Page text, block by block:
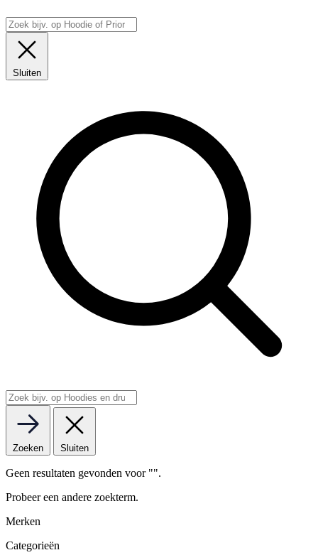
Sluiten
Zoeken Sluiten
Geen resultaten gevonden voor "".
Probeer een andere zoekterm.
Merken
Categorieën